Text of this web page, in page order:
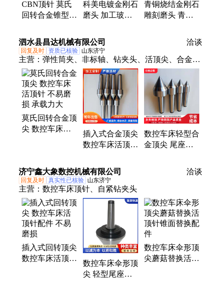
CBN顶针 莫氏
回转合金锥型磨
顶针 不易磨损
承载力大
科美电镀金刚石
磨头 加工玻璃
细粒度可定制
青铜烧结金刚石
雕刻磨头 青铜
玻璃陶瓷打孔工
泗水县昌达机械有限公司 洽谈
回复及时 资质已核验 山东济宁
主营： 弹性筒夹、非标轴、钻夹头、活顶尖、合金顶
针、顶针大头、顶尖车床、数控夹头、车床机床、莫
氏顶针、数控扳手、数控攻牙、连接杆、输出轴、加
长杆、c32夹头、bt30刀柄、高精顶尖、滑动丝杠、定
制加长、筒夹弹簧、丝杠螺母、扳手轴承、刀柄扳
手、非标刀柄
莫氏回转合金顶
尖 数控车床活
插入式合金顶尖
数控车床活顶针
数控车床轻型合
金顶尖 尾座活
济宁鑫大象数控机械有限公司 洽谈
回复及时 真实性已核验 山东济宁
主营： 数控车床顶针、自紧钻夹头
插入式回转顶尖
数控车床活顶针
数控车床伞形顶
尖 轻型尾座活
数控车床伞形顶
尖蘑菇替换活顶